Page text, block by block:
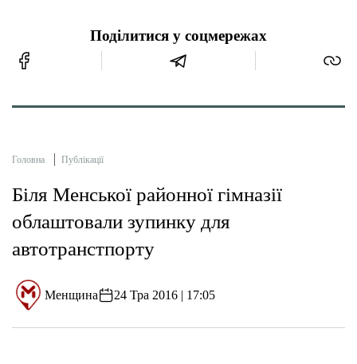
Поділитися у соцмережах
Головна Публікації
Біля Менської районної гімназії
облаштовали зупинку для
автотранстпорту
Менщина 24 Тра 2016 | 17:05